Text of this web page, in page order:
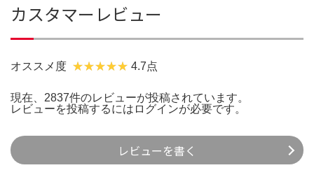
カスタマーレビュー
オススメ度 4.7点
現在、2837件のレビューが投稿されています。
レビューを投稿するには ログインが必要です。
レビューを書く